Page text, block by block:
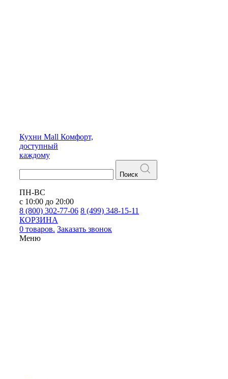
Кухни Mall Комфорт,
доступный
каждому
Поиск
ПН-ВС
с 10:00 до 20:00
8 (800) 302-77-06 8 (499) 348-15-11
КОРЗИНА
0 товаров. Заказать звонок
Меню